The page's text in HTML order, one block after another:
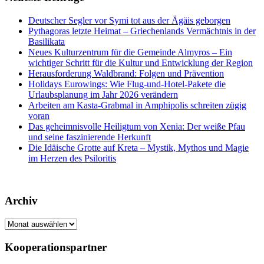
Deutscher Segler vor Symi tot aus der Ägäis geborgen
Pythagoras letzte Heimat – Griechenlands Vermächtnis in der
Basilikata
Neues Kulturzentrum für die Gemeinde Almyros – Ein
wichtiger Schritt für die Kultur und Entwicklung der Region
Herausforderung Waldbrand: Folgen und Prävention
Holidays Eurowings: Wie Flug-und-Hotel-Pakete die
Urlaubsplanung im Jahr 2026 verändern
Arbeiten am Kasta-Grabmal in Amphipolis schreiten zügig
voran
Das geheimnisvolle Heiligtum von Xenia: Der weiße Pfau
und seine faszinierende Herkunft
Die Idäische Grotte auf Kreta – Mystik, Mythos und Magie
im Herzen des Psiloritis
Archiv
Archiv
Kooperationspartner